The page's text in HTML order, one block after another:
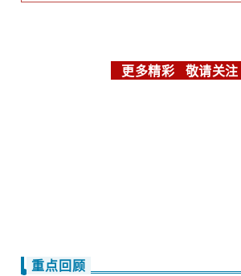
更多精彩 敬请关注
重点回顾